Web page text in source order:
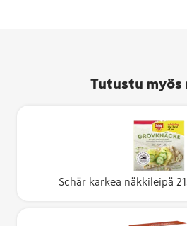
Tutustu myös
Schär karkea näkkileipä